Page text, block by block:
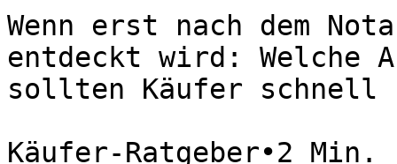
Wenn erst nach dem
entdeckt wird: Welche
sollten Käufer schnell
Käufer-Ratgeber•2